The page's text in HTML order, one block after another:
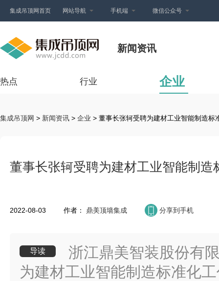
集成吊顶网首页 网站导航 手机端 微信公众号
新闻资讯
热点 行业 企业
集成吊顶网 > 新闻资讯 > 企业 > 董事长张轲受聘为建材工业智能制造标
董事长张轲受聘为建材工业智能制造
2022-08-03 作者： 鼎美顶墙集成 分享到手机
导读
浙江鼎美智装股份有
为建材工业智能制造标准化